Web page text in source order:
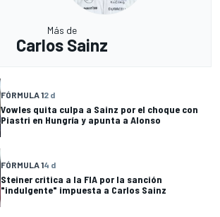
Más de
Carlos Sainz
FÓRMULA 12 d
Vowles quita culpa a Sainz por el choque con
Piastri en Hungría y apunta a Alonso
FÓRMULA 14 d
Steiner critica a la FIA por la sanción
"indulgente" impuesta a Carlos Sainz